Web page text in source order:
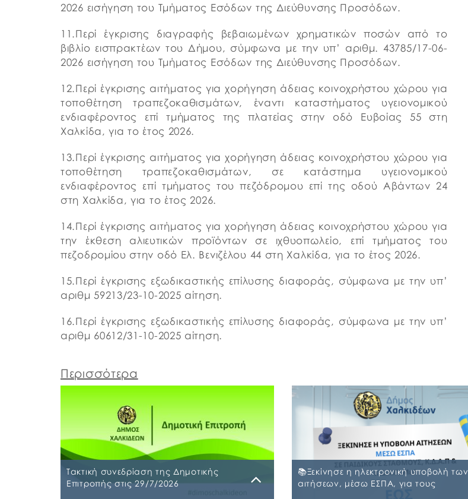
2026 εισήγηση του Τμήματος Εσόδων της Διεύθυνσης Προσόδων.
11.Περί έγκρισης διαγραφής βεβαιωμένων χρηματικών ποσών από το
βιβλίο εισπρακτέων του Δήμου, σύμφωνα με την υπ’ αριθμ. 43785/17-06-
2026 εισήγηση του Τμήματος Εσόδων της Διεύθυνσης Προσόδων.
12.Περί έγκρισης αιτήματος για χορήγηση άδειας κοινοχρήστου χώρου για
τοποθέτηση τραπεζοκαθισμάτων, έναντι καταστήματος υγειονομικού
ενδιαφέροντος επί τμήματος της πλατείας στην οδό Ευβοίας 55 στη
Χαλκίδα, για το έτος 2026.
13.Περί έγκρισης αιτήματος για χορήγηση άδειας κοινοχρήστου χώρου για
τοποθέτηση τραπεζοκαθισμάτων, σε κατάστημα υγειονομικού
ενδιαφέροντος επί τμήματος του πεζόδρομου επί της οδού Αβάντων 24
στη Χαλκίδα, για το έτος 2026.
14.Περί έγκρισης αιτήματος για χορήγηση άδειας κοινοχρήστου χώρου για
την έκθεση αλιευτικών προϊόντων σε ιχθυοπωλείο, επί τμήματος του
πεζοδρομίου στην οδό Ελ. Βενιζέλου 44 στη Χαλκίδα, για το έτος 2026.
15.Περί έγκρισης εξωδικαστικής επίλυσης διαφοράς, σύμφωνα με την υπ’
αριθμ 59213/23-10-2025 αίτηση.
16.Περί έγκρισης εξωδικαστικής επίλυσης διαφοράς, σύμφωνα με την υπ’
αριθμ 60612/31-10-2025 αίτηση.
Περισσότερα
Τακτική συνεδρίαση της Δημοτικής
Επιτροπής στις 29/7/2026
📚Ξεκίνησε η ηλεκτρονική υποβολή των
αιτήσεων, μέσω ΕΣΠΑ, για τους